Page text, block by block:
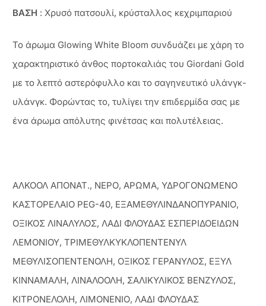
ΒΑΣΗ : Χρυσό πατσουλί, κρύσταλλος κεχριμπαριού
Το άρωμα Glowing White Bloom συνδυάζει με χάρη το
χαρακτηριστικό άνθος πορτοκαλιάς του Giordani Gold
με το λεπτό αστερόφυλλο και το σαγηνευτικό υλάνγκ-
υλάνγκ. Φορώντας το, τυλίγει την επιδερμίδα σας με
ένα άρωμα απόλυτης φινέτσας και πολυτέλειας.
ΑΛΚΟΟΛ ΑΠΟΝΑΤ., ΝΕΡΟ, ΑΡΩΜΑ, ΥΔΡΟΓΟΝΩΜΕΝΟ
ΚΑΣΤΟΡΕΛΑΙΟ PEG-40, ΕΞΑΜΕΘΥΛΙΝΔΑΝΟΠΥΡΑΝΙΟ,
ΟΞΙΚΟΣ ΛΙΝΑΛΥΛΟΣ, ΛΑΔΙ ΦΛΟΥΔΑΣ ΕΣΠΕΡΙΔΟΕΙΔΩΝ
ΛΕΜΟΝΙΟΥ, ΤΡΙΜΕΘΥΛΚΥΚΛΟΠΕΝΤΕΝΥΛ
ΜΕΘΥΛΙΣΟΠΕΝΤΕΝΟΛΗ, ΟΞΙΚΟΣ ΓΕΡΑΝΥΛΟΣ, ΕΞΥΛ
ΚΙΝΝΑΜΑΛΗ, ΛΙΝΑΛΟΟΛΗ, ΣΑΛΙΚΥΛΙΚΟΣ ΒΕΝΖΥΛΟΣ,
ΚΙΤΡΟΝΕΛΟΛΗ, ΛΙΜΟΝΕΝΙΟ, ΛΑΔΙ ΦΛΟΥΔΑΣ